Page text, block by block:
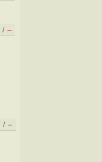
/ –
/ –